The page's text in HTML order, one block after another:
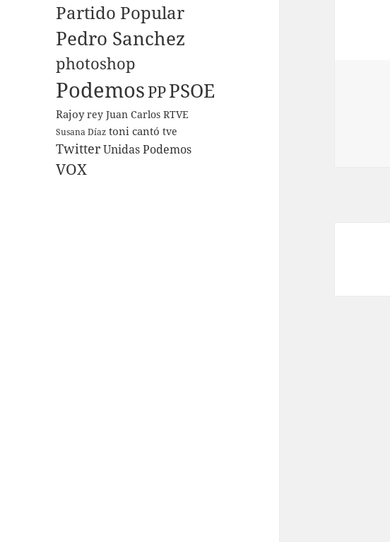
Partido Popular
Pedro Sanchez
photoshop
PodemosPPPSOE
Rajoy rey Juan Carlos RTVE
Susana Díaz toni cantó tve
TwitterUnidas Podemos
VOX